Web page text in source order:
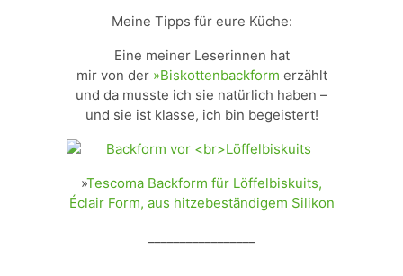
Meine Tipps für eure Küche:
Eine meiner Leserinnen hat
mir von der »Biskottenbackform erzählt
und da musste ich sie natürlich haben –
und sie ist klasse, ich bin begeistert!
»Tescoma Backform für Löffelbiskuits,
Éclair Form, aus hitzebeständigem Silikon